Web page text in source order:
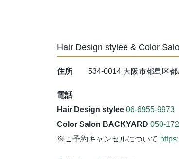
Hair Design stylee & Color
住所 534-0014 大阪市都島区
電話
Hair Design stylee 06-6955-9973
Color Salon BACKYARD 050-
※ご予約キャンセルについて